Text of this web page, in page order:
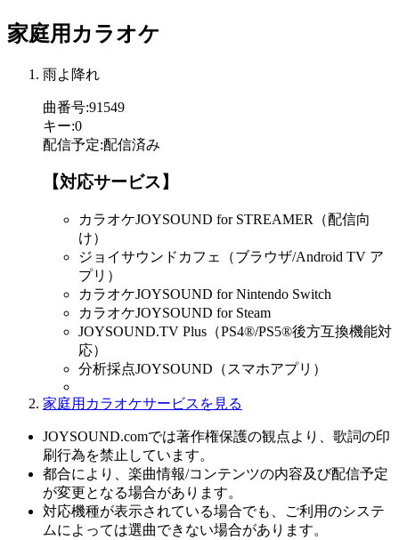
家庭用カラオケ
雨よ降れ
曲番号:91549
キー:0
配信予定:配信済み
【対応サービス】
カラオケJOYSOUND for STREAMER（配信向
け）
ジョイサウンドカフェ（ブラウザ/Android TV ア
プリ）
カラオケJOYSOUND for Nintendo Switch
カラオケJOYSOUND for Steam
JOYSOUND.TV Plus（PS4®/PS5®後方互換機能対
応）
分析採点JOYSOUND（スマホアプリ）
家庭用カラオケサービスを見る
JOYSOUND.comでは著作権保護の観点より、歌詞の印
刷行為を禁止しています。
都合により、楽曲情報/コンテンツの内容及び配信予定
が変更となる場合があります。
対応機種が表示されている場合でも、ご利用のシステ
ムによっては選曲できない場合があります。